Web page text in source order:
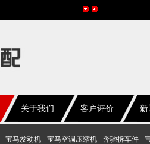
关于我们 客户评价
宝马发动机 宝马空调压缩机 奔驰拆车件